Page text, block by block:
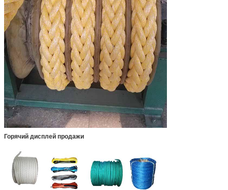
Горячий дисплей продажи